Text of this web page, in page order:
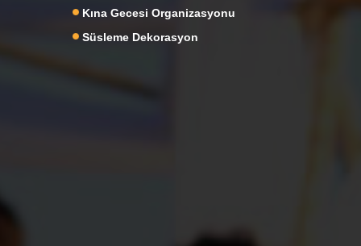
Kına Gecesi Organizasyonu
Süsleme Dekorasyon